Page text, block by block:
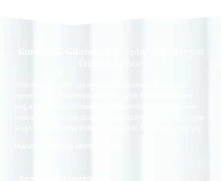
Komornik Gdańsk